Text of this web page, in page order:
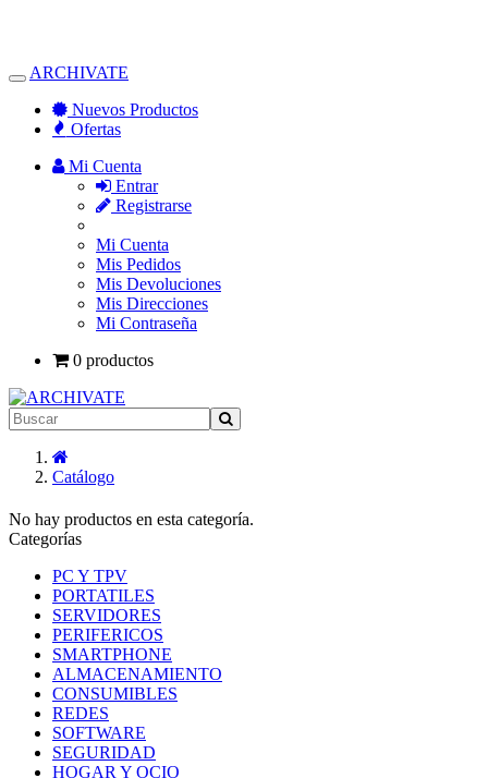
Alternar
Navegación
ARCHIVATE
Nuevos Productos
Ofertas
Mi Cuenta
Entrar
Registrarse
Mi Cuenta
Mis Pedidos
Mis Devoluciones
Mis Direcciones
Mi Contraseña
0 productos
Catálogo
No hay productos en esta categoría.
Categorías
PC Y TPV
PORTATILES
SERVIDORES
PERIFERICOS
SMARTPHONE
ALMACENAMIENTO
CONSUMIBLES
REDES
SOFTWARE
SEGURIDAD
HOGAR Y OCIO